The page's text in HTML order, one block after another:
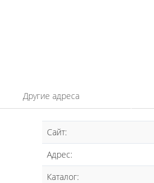
Другие адреса
Сайт:
Адрес:
Каталог: